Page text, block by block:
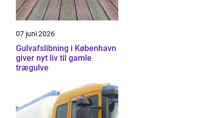
07 juni 2026
Gulvafslibning i København
giver nyt liv til gamle
trægulve